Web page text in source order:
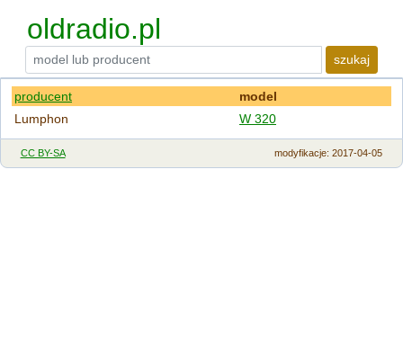
oldradio.pl
szukaj
producent
model
Lumphon
W 320
CC BY-SA modyfikacje: 2017-04-05